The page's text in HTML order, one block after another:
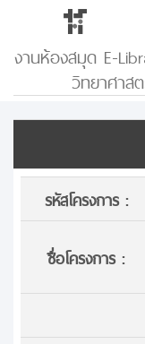
งานห้องสมุด E-
วิทยาศาส
รหัสโครงการ :
ชื่อโครงการ :